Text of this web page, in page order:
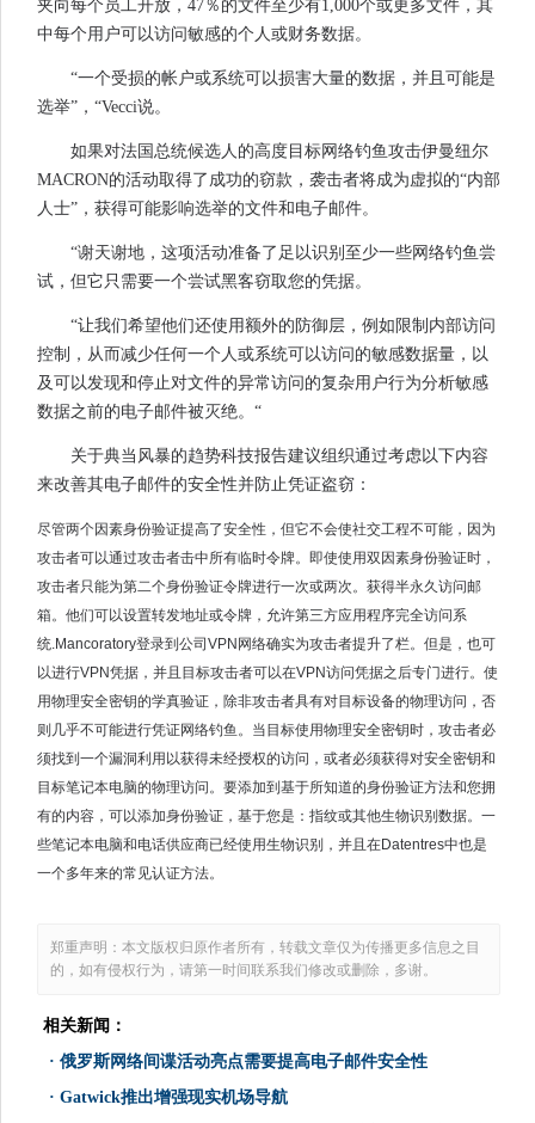
夹向每个员工开放，47％的文件至少有1,000个或更多文件，其
中每个用户可以访问敏感的个人或财务数据。
“一个受损的帐户或系统可以损害大量的数据，并且可能是
选举”，“Vecci说。
如果对法国总统候选人的高度目标网络钓鱼攻击伊曼纽尔
MACRON的活动取得了成功的窃款，袭击者将成为虚拟的“内部
人士”，获得可能影响选举的文件和电子邮件。
“谢天谢地，这项活动准备了足以识别至少一些网络钓鱼尝
试，但它只需要一个尝试黑客窃取您的凭据。
“让我们希望他们还使用额外的防御层，例如限制内部访问
控制，从而减少任何一个人或系统可以访问的敏感数据量，以
及可以发现和停止对文件的异常访问的复杂用户行为分析敏感
数据之前的电子邮件被灭绝。“
关于典当风暴的趋势科技报告建议组织通过考虑以下内容
来改善其电子邮件的安全性并防止凭证盗窃：
尽管两个因素身份验证提高了安全性，但它不会使社交工程不可能，因为
攻击者可以通过攻击者击中所有临时令牌。即使使用双因素身份验证时，
攻击者只能为第二个身份验证令牌进行一次或两次。获得半永久访问邮
箱。他们可以设置转发地址或令牌，允许第三方应用程序完全访问系
统.Mancoratory登录到公司VPN网络确实为攻击者提升了栏。但是，也可
以进行VPN凭据，并且目标攻击者可以在VPN访问凭据之后专门进行。使
用物理安全密钥的学真验证，除非攻击者具有对目标设备的物理访问，否
则几乎不可能进行凭证网络钓鱼。当目标使用物理安全密钥时，攻击者必
须找到一个漏洞利用以获得未经授权的访问，或者必须获得对安全密钥和
目标笔记本电脑的物理访问。要添加到基于所知道的身份验证方法和您拥
有的内容，可以添加身份验证，基于您是：指纹或其他生物识别数据。一
些笔记本电脑和电话供应商已经使用生物识别，并且在Datentres中也是
一个多年来的常见认证方法。
郑重声明：本文版权归原作者所有，转载文章仅为传播更多信息之目
的，如有侵权行为，请第一时间联系我们修改或删除，多谢。
相关新闻：
· 俄罗斯网络间谍活动亮点需要提高电子邮件安全性
· Gatwick推出增强现实机场导航